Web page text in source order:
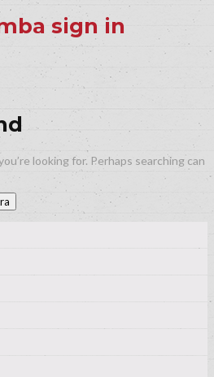
sign in
looking for. Perhaps searching can